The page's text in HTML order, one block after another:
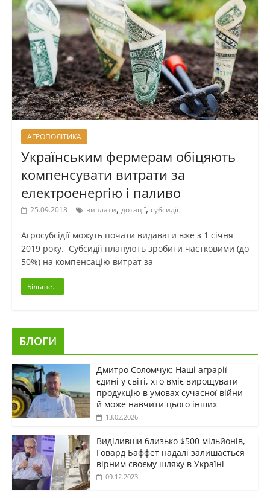
АГРОПОЛІТИКА
Українським фермерам обіцяють
компенсувати витрати за
електроенергію і паливо
25.09.2018 виплати, дотації, субсидії
Агросубсідії можуть почати видавати вже з 1 січня
2019 року. Субсидії планують зробити частковими (до
50%) на компенсацію витрат за
Більше...
БЛОГИ
Дмитро Соломчук: Наші аграрії
єдині у світі, хто вміє вирощувати
продукцію в умовах сучасної війни
й може навчити цього інших
13.02.2026
Виділивши близько $500 мільйонів,
Говард Баффет надалі залишається
вірним своєму шляху в Україні
09.12.2023